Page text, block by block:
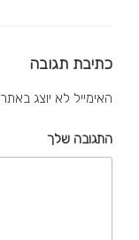
כתיבת תגובה
האימייל לא יוצג
התגובה שלך